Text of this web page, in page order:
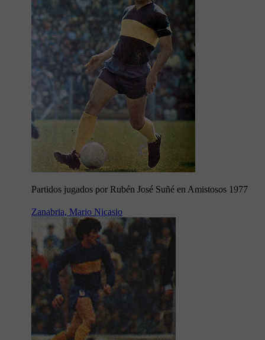
Partidos jugados por Rubén José Suñé en Amistosos 1977
Zanabria, Mario Nicasio